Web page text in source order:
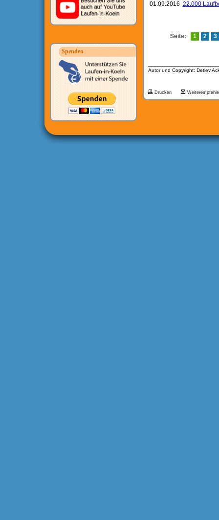
Spenden
01.09.2016 22.000
Seite: 1 2 3
Autor und Copyright: Detlev
Drucken